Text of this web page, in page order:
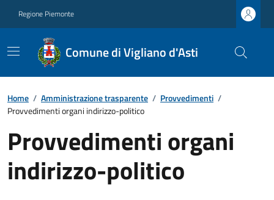
Regione Piemonte
Comune di Vigliano d'Asti
Home / Amministrazione trasparente / Provvedimenti /
Provvedimenti organi indirizzo-politico
Provvedimenti organi
indirizzo-politico